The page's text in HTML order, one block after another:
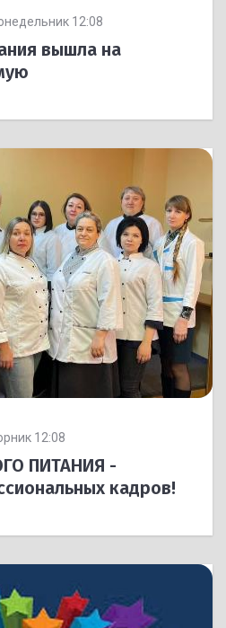
12:08
вышла на
12:08
ПИТАНИЯ -
кадров!